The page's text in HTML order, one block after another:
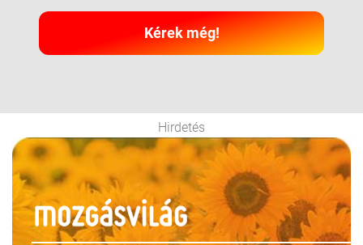
Kérek még!
Hirdetés